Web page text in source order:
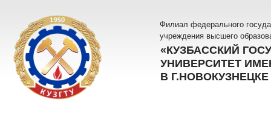
Филиал федерального
учреждения высшего
«КУЗБАССКИЙ
УНИВЕРСИТЕТ
В Г.НОВОКУЗНЕЦКЕ